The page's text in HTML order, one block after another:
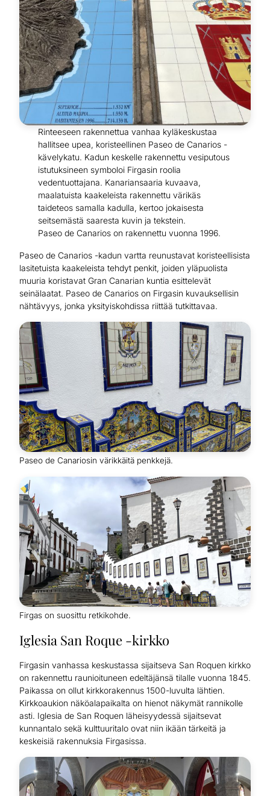
Rinteeseen rakennettua vanhaa kyläkeskustaa
hallitsee upea, koristeellinen Paseo de Canarios -
kävelykatu. Kadun keskelle rakennettu vesiputous
istutuksineen symboloi Firgasin roolia
vedentuottajana. Kanariansaaria kuvaava,
maalatuista kaakeleista rakennettu värikäs
taideteos samalla kadulla, kertoo jokaisesta
seitsemästä saaresta kuvin ja tekstein.
Paseo de Canarios on rakennettu vuonna 1996.
Paseo de Canarios -kadun vartta reunustavat koristeellisista
lasitetuista kaakeleista tehdyt penkit, joiden yläpuolista
muuria koristavat Gran Canarian kuntia esittelevät
seinälaatat. Paseo de Canarios on Firgasin kuvauksellisin
nähtävyys, jonka yksityiskohdissa riittää tutkittavaa.
Paseo de Canariosin värikkäitä penkkejä.
Firgas on suosittu retkikohde.
Iglesia San Roque -kirkko
Firgasin vanhassa keskustassa sijaitseva San Roquen kirkko
on rakennettu raunioituneen edeltäjänsä tilalle vuonna 1845.
Paikassa on ollut kirkkorakennus 1500-luvulta lähtien.
Kirkkoaukion näköalapaikalta on hienot näkymät rannikolle
asti. Iglesia de San Roquen läheisyydessä sijaitsevat
kunnantalo sekä kulttuuritalo ovat niin ikään tärkeitä ja
keskeisiä rakennuksia Firgasissa.